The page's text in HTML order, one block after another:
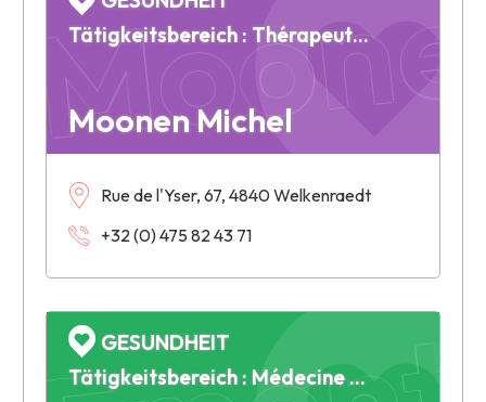
Moonen Michel
Tätigkeitsbereich : Thérapeute énergéticien - Magnétiseur - Géobiologie
Rue de l'Yser, 67, 4840 Welkenraedt
+32 (0) 475 82 43 71
GESUNDHEIT
Tätigkeitsbereich : Médecine sportive